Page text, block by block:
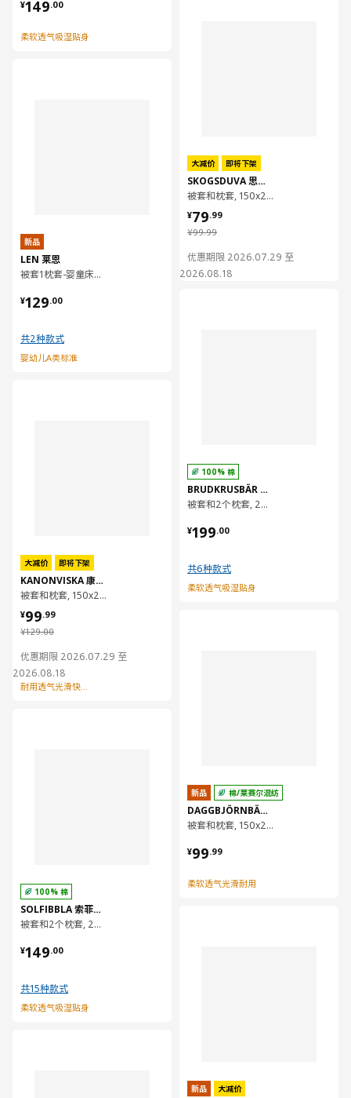
¥149.00
柔软透气吸湿贴身
新品
LEN 莱恩
被套1枕套-婴童床用, 110x125/35x55 厘米
¥129.00
¥ 129.00
共2种款式
婴幼儿A类标准
大减价 即将下架
KANONVISKA 康农维斯卡
被套和枕套, 150x200/50x80 厘米
¥129.00
¥ 129.00
¥99.99
¥ 99.99
优惠期限 2026.07.29 至
2026.08.18
耐用透气光滑快干易护理
100% 棉
SOLFIBBLA 索菲布拉
被套和2个枕套, 200x230/50x80 厘米
¥149.00
¥ 149.00
共15种款式
柔软透气吸湿贴身
大减价 即将下架
SKOGSDUVA 思克蒂瓦
被套和枕套, 150x200/50x80 厘米
¥99.99
¥ 99.99
¥79.99
¥ 79.99
优惠期限 2026.07.29 至
2026.08.18
100% 棉
BRUDKRUSBÄR 布鲁库巴
被套和2个枕套, 200x230/50x80 厘米
¥199.00
¥ 199.00
共6种款式
柔软透气吸湿贴身
新品 棉/莱赛尔混纺
DAGGBJÖRNBÄR 达格比奥巴
被套和枕套, 150x200/50x80 厘米
¥99.99
¥ 99.99
柔软透气光滑耐用
新品 大减价